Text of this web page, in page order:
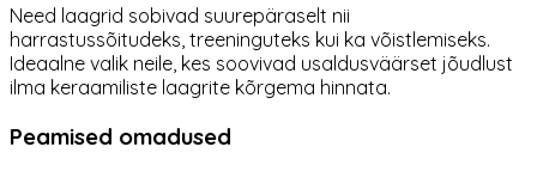
Need laagrid sobivad suurepäraselt nii
harrastussõitudeks, treeninguteks kui ka võistlemiseks.
Ideaalne valik neile, kes soovivad usaldusväärset jõudlust
ilma keraamiliste laagrite kõrgema hinnata.
Peamised omadused